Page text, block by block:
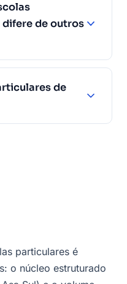
de outros
de
particulares é
o núcleo estruturado